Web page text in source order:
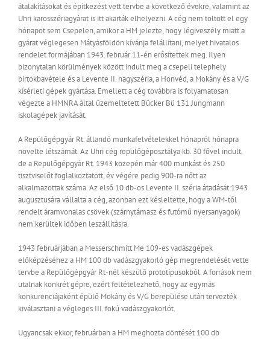
átalakításokat és építkezést vett tervbe a következő évekre, valamint az
Uhri karosszériagyárat is itt akarták elhelyezni. A cég nem töltött el egy
hónapot sem Csepelen, amikor a HM jelezte, hogy légiveszély miatt a
gyárat véglegesen Mátyásföldön kívánja felállítani, melyet hivatalos
rendelet formájában 1943. február 11-én erősítettek meg. Ilyen
bizonytalan körülmények között indult meg a csepeli telephely
birtokbavétele és a Levente II. nagyszéria, a Honvéd, a Mokány és a V/G
kísérleti gépek gyártása. Emellett a cég továbbra is folyamatosan
végezte a HMNRA által üzemeltetett Bücker Bü 131 Jungmann
iskolagépek javítását.
A Repülőgépgyár Rt. állandó munkafelvételekkel hónapról hónapra
növelte létszámát. Az Uhri cég repülőgéposztálya kb. 30 fővel indult,
de a Repülőgépgyár Rt. 1943 közepén már 400 munkást és 250
tisztviselőt foglalkoztatott, év végére pedig 900-ra nőtt az
alkalmazottak száma. Az első 10 db-os Levente II. széria átadását 1943
augusztusára vállalta a cég, azonban ezt késleltette, hogy a WM-től
rendelt áramvonalas csövek (szárnytámasz és futómű nyersanyagok)
nem kerültek időben leszállításra.
1943 februárjában a Messerschmitt Me 109-es vadászgépek
előképzéséhez a HM 100 db vadászgyakorló gép megrendelését vette
tervbe a Repülőgépgyár Rt-nél készülő prototípusokból. A források nem
utalnak konkrét gépre, ezért feltételezhető, hogy az egymás
konkurenciájaként épülő Mokány és V/G berepülése után tervezték
kiválasztani a végleges III. fokú vadászgyakorlót.
Ugyancsak ekkor, februárban a HM meghozta döntését 100 db